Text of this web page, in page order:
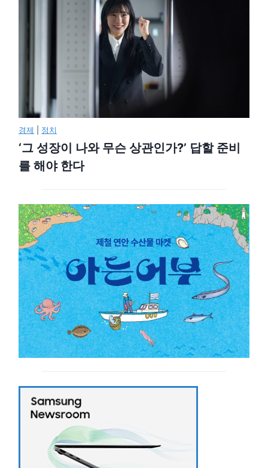
경제 정치
‘그 성장이 나와 무슨 상관인가?’ 답할 준비
를 해야 한다